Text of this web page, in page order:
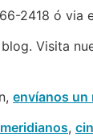
2418 ó via
Visita
envíanos un
,